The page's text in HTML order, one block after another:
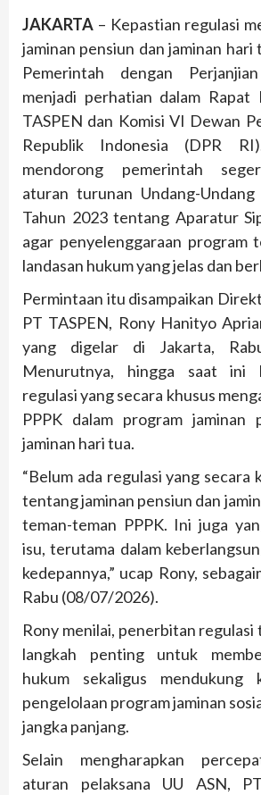
JAKARTA – Kepastian regulasi
jaminan pensiun dan jaminan hari
Pemerintah dengan
menjadi perhatian dalam Rapat
TASPEN dan Komisi VI Dewan
Republik Indonesia (DPR
mendorong pemerintah
aturan turunan Undang-
Tahun 2023 tentang Aparatur
agar penyelenggaraan program
landasan hukum yang jelas dan
Permintaan itu disampaikan
PT TASPEN, Rony Hanityo
yang digelar di Jakarta,
Menurutnya, hingga saat ini
regulasi yang secara khusus
PPPK dalam program jaminan
jaminan hari tua.
“Belum ada regulasi yang secara
tentang jaminan pensiun dan
teman-teman PPPK. Ini juga
isu, terutama dalam
kedepannya,” ucap Rony,
Rabu (08/07/2026).
Rony menilai, penerbitan
langkah penting untuk
hukum sekaligus mendukung
pengelolaan program jaminan
jangka panjang.
Selain mengharapkan
aturan pelaksana UU ASN,